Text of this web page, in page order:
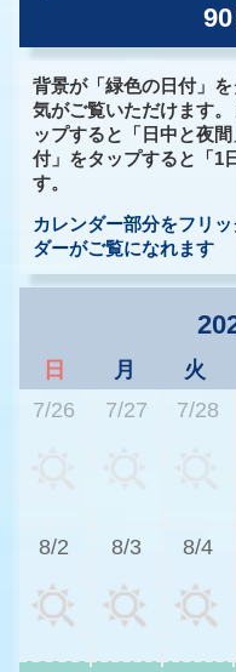
背景が「緑色の日付」
気がご覧いただけます
ップすると「日中と夜
付」をタップすると「1
す。
カレンダー部分をフリ
ダーがご覧になれます
日 月 火
7/26
7/27 7/28
8/2 8/3 8/4